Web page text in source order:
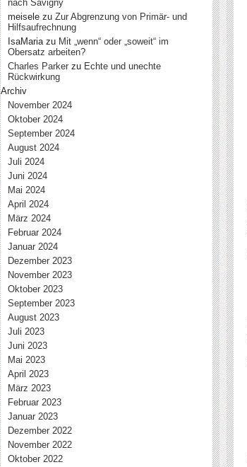
nach Savigny
meisele zu Zur Abgrenzung von Primär- und
Hilfsaufrechnung
IsaMariazu Mit „wenn“ oder „soweit“ im
Obersatz arbeiten?
Charles Parker zu Echte und unechte
Rückwirkung
Archiv
November 2024
Oktober 2024
September 2024
August 2024
Juli 2024
Juni 2024
Mai 2024
April 2024
März 2024
Februar 2024
Januar 2024
Dezember 2023
November 2023
Oktober 2023
September 2023
August 2023
Juli 2023
Juni 2023
Mai 2023
April 2023
März 2023
Februar 2023
Januar 2023
Dezember 2022
November 2022
Oktober 2022